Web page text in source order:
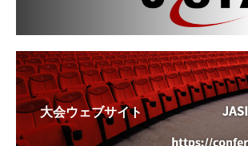
大会ウェブサイト